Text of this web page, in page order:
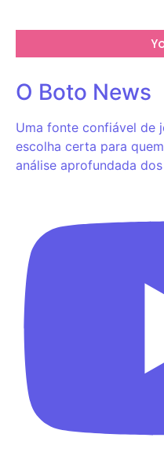
O Boto News
Uma fonte confiável de
escolha certa para
análise aprofundada